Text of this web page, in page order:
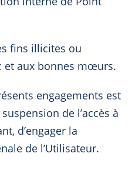
fins illicites ou
et aux bonnes mœurs.
engagements est
de l’accès à
d’engager la
de l’Utilisateur.